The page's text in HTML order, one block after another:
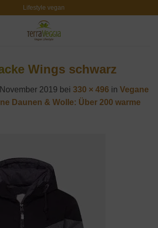
Lifestyle vegan
Wings schwarz
2019 bei 330 × 496 in Vegane
Daunen & Wolle: Über 200 warme